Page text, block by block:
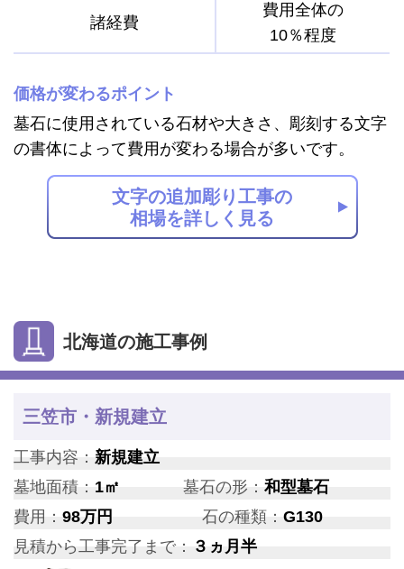
諸経費
費用全体の
10％程度
価格が変わるポイント
墓石に使用されている石材や大きさ、彫刻する文字
の書体によって費用が変わる場合が多いです。
文字の追加彫り工事の
相場を詳しく見る
北海道の施工事例
三笠市・新規建立
工事内容： 新規建立
墓地面積： 1㎡ 墓石の形：和型墓石
費用： 98万円 石の種類： G130
見積から工事完了まで： ３ヵ月半